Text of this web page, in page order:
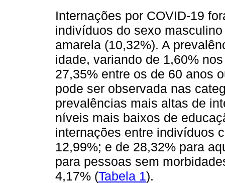
Internações por COVID-19
indivíduos do sexo
amarela (10,32%). A
idade, variando de 1,60%
27,35% entre os de 60 anos
pode ser observada nas
prevalências mais altas de
níveis mais baixos de
internações entre indivíduos
12,99%; e de 28,32% para
para pessoas sem
4,17% (Tabela 1).